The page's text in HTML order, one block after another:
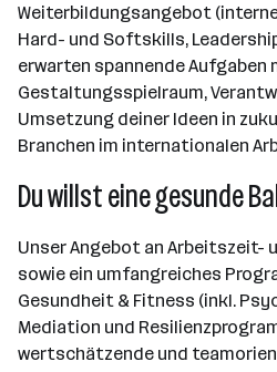
Weiterbildungsangebot
Hard- und Softskills,
erwarten spannende Aufgaben
Gestaltungsspielraum,
Umsetzung deiner Ideen in
Branchen im internationalen
Du willst eine gesunde
Unser Angebot an Arbeitszeit-
sowie ein umfangreiches
Gesundheit & Fitness (inkl.
Mediation und
wertschätzende und